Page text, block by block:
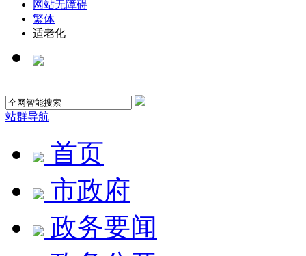
网站无障碍
繁体
适老化
站群导航
首页
市政府
政务要闻